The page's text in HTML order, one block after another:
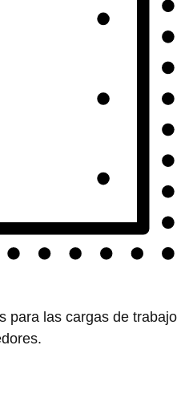
para las cargas de trabajo